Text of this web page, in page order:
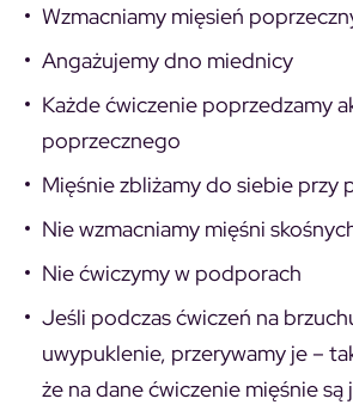
Wzmacniamy mięsień
Angażujemy dno miednicy
Każde ćwiczenie poprzedzamy
poprzecznego
Mięśnie zbliżamy do siebie przy
Nie wzmacniamy mięśni
Nie ćwiczymy w podporach
Jeśli podczas ćwiczeń na
uwypuklenie, przerywamy je –
że na dane ćwiczenie mięśnie są